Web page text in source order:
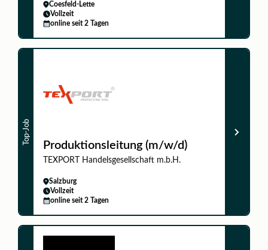
Coesfeld-Lette
Vollzeit
online seit 2 Tagen
Top-Job
Produktionsleitung (m/w/d)
TEXPORT Handelsgesellschaft m.b.H.
Salzburg
Vollzeit
online seit 2 Tagen